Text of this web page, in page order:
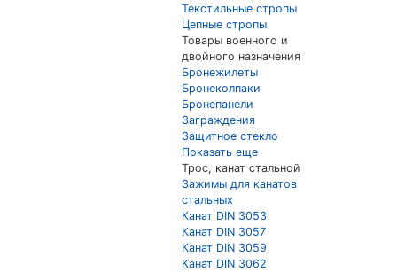
Текстильные стропы
Цепные стропы
Товары военного и
двойного назначения
Бронежилеты
Бронеколпаки
Бронепанели
Заграждения
Защитное стекло
Показать еще
Трос, канат стальной
Зажимы для канатов
стальных
Канат DIN 3053
Канат DIN 3057
Канат DIN 3059
Канат DIN 3062